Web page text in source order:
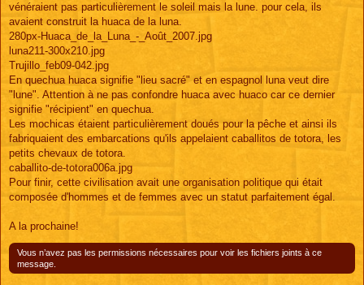
vénéraient pas particulièrement le soleil mais la lune. pour cela, ils
avaient construit la huaca de la luna.
280px-Huaca_de_la_Luna_-_Août_2007.jpg
luna211-300x210.jpg
Trujillo_feb09-042.jpg
En quechua huaca signifie "lieu sacré" et en espagnol luna veut dire
"lune". Attention à ne pas confondre huaca avec huaco car ce dernier
signifie "récipient" en quechua.
Les mochicas étaient particulièrement doués pour la pêche et ainsi ils
fabriquaient des embarcations qu'ils appelaient caballitos de totora, les
petits chevaux de totora.
caballito-de-totora006a.jpg
Pour finir, cette civilisation avait une organisation politique qui était
composée d'hommes et de femmes avec un statut parfaitement égal.
A la prochaine!
Vous n’avez pas les permissions nécessaires pour voir les fichiers joints à ce
message.